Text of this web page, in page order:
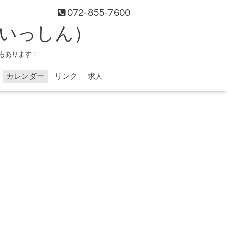
072-855-7600
っしん）
あります！
カレンダー リンク 求人